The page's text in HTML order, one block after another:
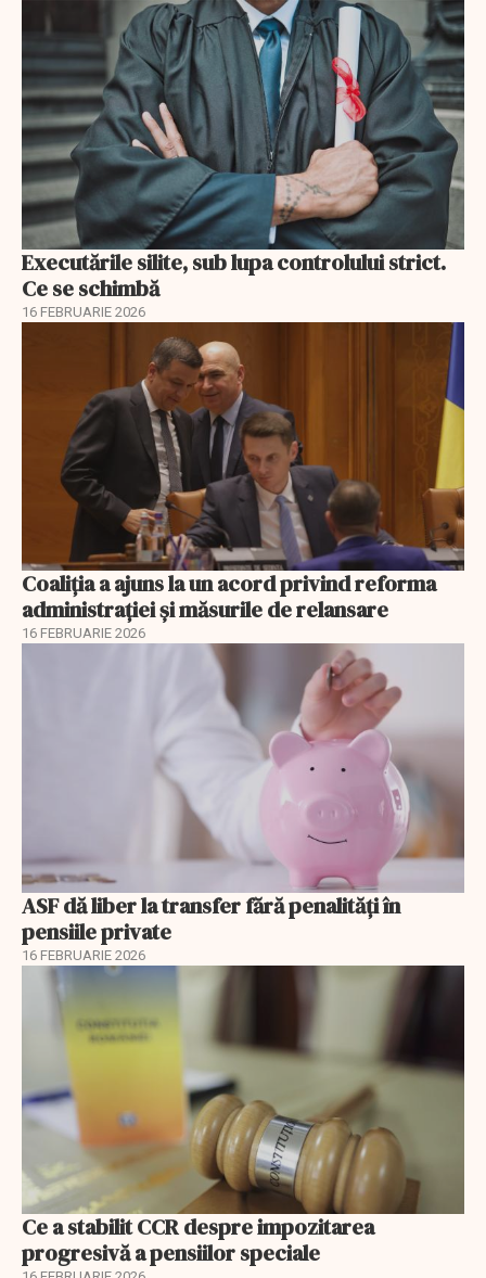
Executările silite, sub lupa controlului strict.
Ce se schimbă
16 FEBRUARIE 2026
Coaliția a ajuns la un acord privind reforma
administrației și măsurile de relansare
16 FEBRUARIE 2026
ASF dă liber la transfer fără penalități în
pensiile private
16 FEBRUARIE 2026
Ce a stabilit CCR despre impozitarea
progresivă a pensiilor speciale